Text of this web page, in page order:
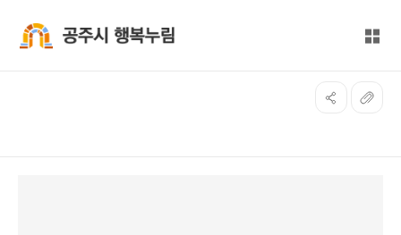
전체